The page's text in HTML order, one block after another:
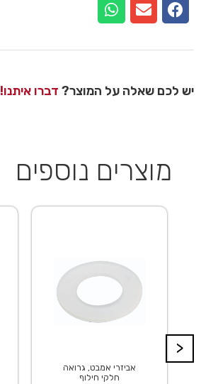
יש לכם שאלה על המוצר? דברו איתנו!
מוצרים נוספים
>
אביזרי אמבט, גרואה
חלקי חילוף